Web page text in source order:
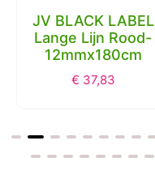
JV BLACK LABEL
Lange Lijn Rood-
12mmx180cm
€ 37,83